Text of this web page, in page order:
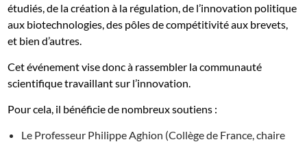
étudiés, de la création à la régulation, de l’innovation politique
aux biotechnologies, des pôles de compétitivité aux brevets,
et bien d’autres.
Cet événement vise donc à rassembler la communauté
scientifique travaillant sur l’innovation.
Pour cela, il bénéficie de nombreux soutiens :
Le Professeur Philippe Aghion (Collège de France, chaire